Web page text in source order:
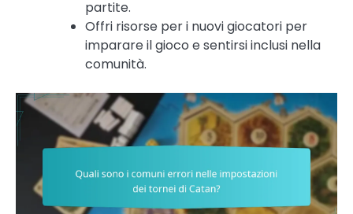
partite.
Offri risorse per i nuovi giocatori per
imparare il gioco e sentirsi inclusi nella
comunità.